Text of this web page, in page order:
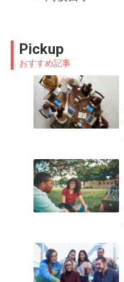
Pickup
おすすめ記事